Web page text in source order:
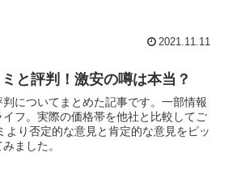
2021.11.11
と評判！激安の噂は本当？
についてまとめた記事です。一部情報
フ。実際の価格帯を他社と比較してご
より否定的な意見と肯定的な意見をピッ
ました。